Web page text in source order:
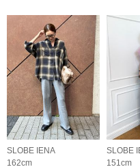
SLOBE IENA
162cm
SLOBE
151cm